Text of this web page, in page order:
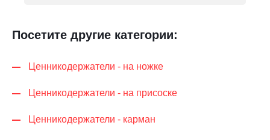
Посетите другие категории:
Ценникодер­жа­те­ли - на ножке
Ценникодер­жа­те­ли - на присоске
Ценникодер­жа­те­ли - карман